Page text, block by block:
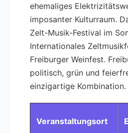
ehemaliges
imposanter Kulturraum.
Zelt-Musik-Festival im
Internationales
Freiburger Weinfest.
politisch, grün und
einzigartige Kombination.
Veranstaltungsort